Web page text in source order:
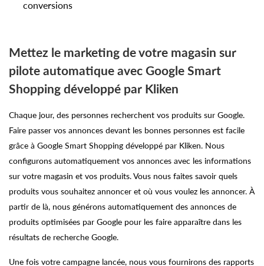
conversions
Mettez le marketing de votre magasin sur
pilote automatique avec Google Smart
Shopping développé par Kliken
Chaque jour, des personnes recherchent vos produits sur Google.
Faire passer vos annonces devant les bonnes personnes est facile
grâce à Google Smart Shopping développé par Kliken. Nous
configurons automatiquement vos annonces avec les informations
sur votre magasin et vos produits. Vous nous faites savoir quels
produits vous souhaitez annoncer et où vous voulez les annoncer. À
partir de là, nous générons automatiquement des annonces de
produits optimisées par Google pour les faire apparaître dans les
résultats de recherche Google.
Une fois votre campagne lancée, nous vous fournirons des rapports